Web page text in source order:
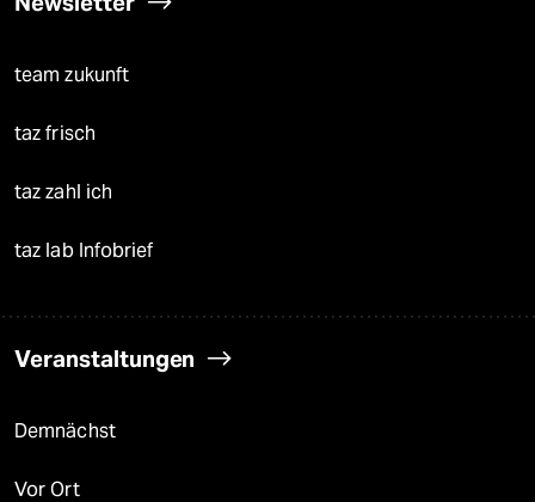
team zukunft
taz frisch
taz zahl ich
taz lab Infobrief
Veranstaltungen
Demnächst
Vor Ort